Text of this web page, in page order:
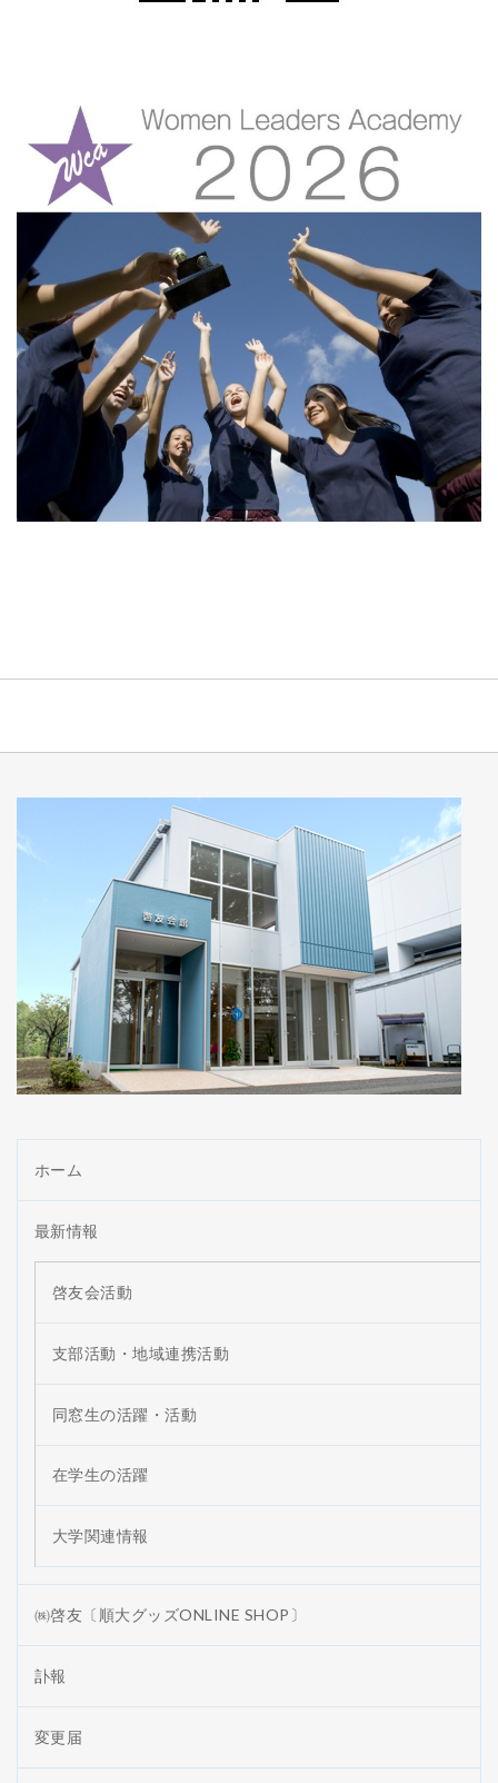
ホーム
最新情報
啓友会活動
支部活動・地域連携活動
同窓生の活躍・活動
在学生の活躍
大学関連情報
㈱啓友〔順大グッズONLINE SHOP〕
訃報
変更届